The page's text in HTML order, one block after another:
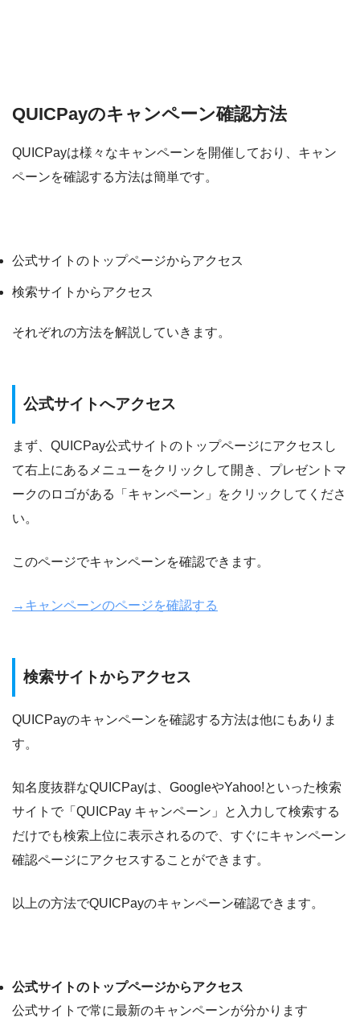
QUICPayのキャンペーン確認方法
QUICPayは様々なキャンペーンを開催しており、キャン
ペーンを確認する方法は簡単です。
公式サイトのトップページからアクセス
検索サイトからアクセス
それぞれの方法を解説していきます。
公式サイトへアクセス
まず、QUICPay公式サイトのトップページにアクセスし
て右上にあるメニューをクリックして開き、プレゼントマ
ークのロゴがある「キャンペーン」をクリックしてくださ
い。
このページでキャンペーンを確認できます。
→キャンペーンのページを確認する
検索サイトからアクセス
QUICPayのキャンペーンを確認する方法は他にもありま
す。
知名度抜群なQUICPayは、GoogleやYahoo!といった検索
サイトで「QUICPay キャンペーン」と入力して検索する
だけでも検索上位に表示されるので、すぐにキャンペーン
確認ページにアクセスすることができます。
以上の方法でQUICPayのキャンペーン確認できます。
公式サイトのトップページからアクセス
公式サイトで常に最新のキャンペーンが分かります